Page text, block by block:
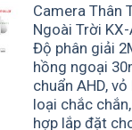
Camera Thân
Ngoài Trời
Độ phân giải
hồng ngoại
chuẩn AHD, vỏ
loại chắc
hợp lắp đặt